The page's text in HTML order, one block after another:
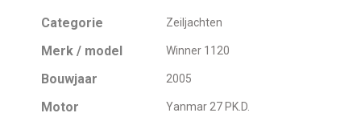
Categorie
Zeiljachten
Merk / model Winner 1120
Bouwjaar 2005
Motor Yanmar 27 PK.D.